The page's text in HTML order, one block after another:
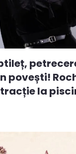
povești!
la